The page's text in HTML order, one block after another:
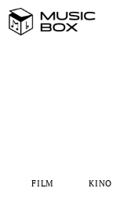
FILM KINO